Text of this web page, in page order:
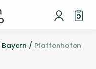
Bayern / Pfaffenhofen